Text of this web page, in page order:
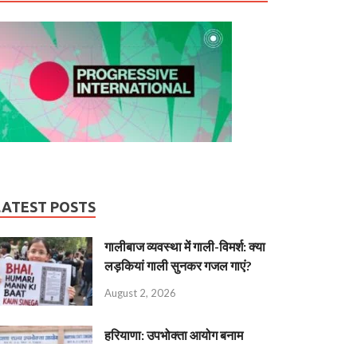
POSTS
गालीबाज व्‍यवस्‍था में गाली-विमर्श: क्या
लड़कियां गाली सुनकर गजल गाएं?
August 2, 2026
हरियाणा: उपभोक्ता आयोग बनाम